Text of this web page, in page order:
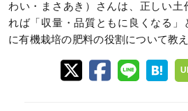
わい・まさあき）さんは、正しい土
れば「収量・品質ともに良くなる」
に有機栽培の肥料の役割について教